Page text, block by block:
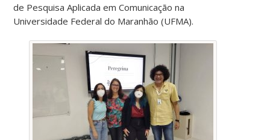
de Pesquisa Aplicada em Comunicação na
Universidade Federal do Maranhão (UFMA).